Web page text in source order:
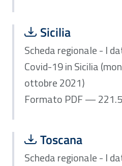
Scarica file:
Sicilia
Formato PDF —
Scheda regionale - I
Covid-19 in Sicilia
ottobre 2021)
Formato PDF —
Scarica file:
Toscana
Formato PDF —
Scheda regionale - I